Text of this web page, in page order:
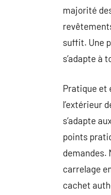
majorité
suffit. Une
s’adapte à
Pratique et
l’extérieur
s’adapte
points
demandes.
carrelage
cachet